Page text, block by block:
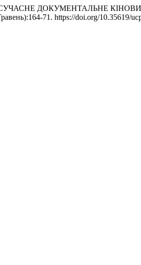
ДОКУМЕНТАЛЬНЕ
71. https://doi.org/10.35619/